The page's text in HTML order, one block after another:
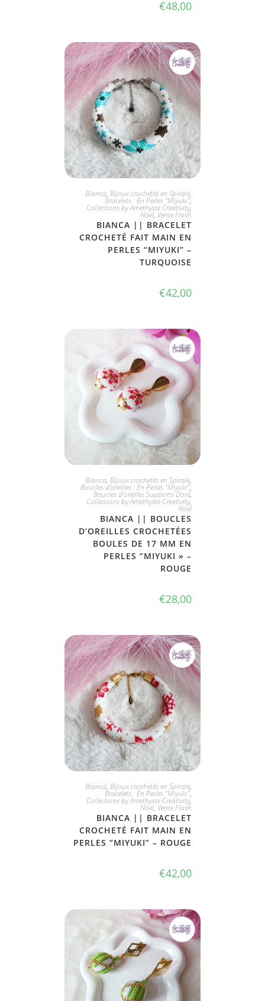
€48,00
JE L'ADOPTE
Bianca, Bijoux crochetés en Spirale,
Bracelets : En Perles "Miyuki",
Collections by Amethyste Creativity,
Noel, Vente Flash
BIANCA || BRACELET
CROCHETÉ FAIT MAIN EN
PERLES “MIYUKI” –
TURQUOISE
€42,00
JE L'ADOPTE
Bianca, Bijoux crochetés en Spirale,
Boucles d'oreilles : En Perles "Miyuki",
Boucles d'oreilles Supports Doré,
Collections by Amethyste Creativity,
Noel
BIANCA || BOUCLES
D’OREILLES CROCHETÉES
BOULES DE 17 MM EN
PERLES “MIYUKI » –
ROUGE
€28,00
JE L'ADOPTE
Bianca, Bijoux crochetés en Spirale,
Bracelets : En Perles "Miyuki",
Collections by Amethyste Creativity,
Noel, Vente Flash
BIANCA || BRACELET
CROCHETÉ FAIT MAIN EN
PERLES “MIYUKI” – ROUGE
€42,00